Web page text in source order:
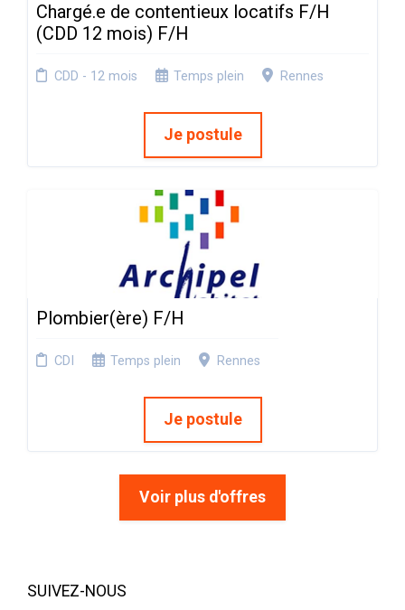
Chargé.e de contentieux locatifs F/H
(CDD 12 mois) F/H
CDD - 12 mois Temps plein Rennes
Je postule
Plombier(ère) F/H
CDI Temps plein Rennes
Je postule
Voir plus d'offres
SUIVEZ-NOUS